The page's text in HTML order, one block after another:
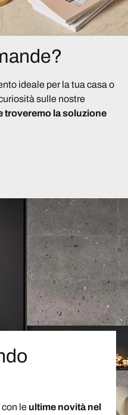
ideale per la tua casa o
sulle nostre
troveremo la soluzione
le ultime novità nel